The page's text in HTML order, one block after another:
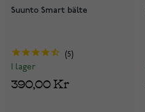
Suunto Smart bälte
5
I lager
390,00 Kr